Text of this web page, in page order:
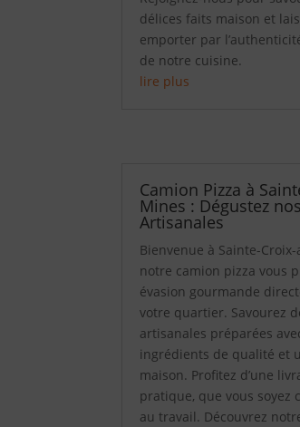
délices faits maison et
emporter par
de notre cuisine.
lire plus
Camion Pizza à
Mines : Dégustez
Artisanales
Bienvenue à Sainte-
notre camion pizza vous
évasion gourmande
votre quartier. Savourez
artisanales préparées
ingrédients de qualité et
maison. Profitez d’une
pratique, que vous soyez
au travail. Découvrez